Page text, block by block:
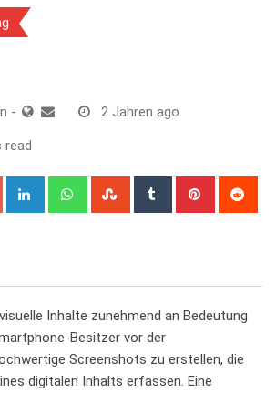
- 2 Jahren ago
read
Google+ LinkedIn WhatsappStumbleUpon
Tumblr Pinterest
Inhalte zunehmend an Bedeutung
Besitzer vor der
Screenshots zu erstellen, ​die⁤
digitalen Inhalts erfassen. Eine